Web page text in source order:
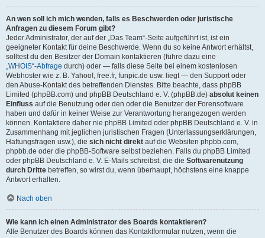
An wen soll ich mich wenden, falls es Beschwerden oder juristische
Anfragen zu diesem Forum gibt?
Jeder Administrator, der auf der „Das Team“-Seite aufgeführt ist, ist ein
geeigneter Kontakt für deine Beschwerde. Wenn du so keine Antwort erhältst,
solltest du den Besitzer der Domain kontaktieren (führe dazu eine
„WHOIS“-Abfrage durch) oder — falls diese Seite bei einem kostenlosen
Webhoster wie z. B. Yahoo!, free.fr, funpic.de usw. liegt — den Support oder
den Abuse-Kontakt des betreffenden Dienstes. Bitte beachte, dass phpBB
Limited (phpBB.com) und phpBB Deutschland e. V. (phpBB.de) absolut keinen
Einfluss auf die Benutzung oder den oder die Benutzer der Forensoftware
haben und dafür in keiner Weise zur Verantwortung herangezogen werden
können. Kontaktiere daher nie phpBB Limited oder phpBB Deutschland e. V. in
Zusammenhang mit jeglichen juristischen Fragen (Unterlassungserklärungen,
Haftungsfragen usw.), die sich nicht direkt auf die Websiten phpbb.com,
phpbb.de oder die phpBB-Software selbst beziehen. Falls du phpBB Limited
oder phpBB Deutschland e. V. E-Mails schreibst, die die Softwarenutzung
durch Dritte betreffen, so wirst du, wenn überhaupt, höchstens eine knappe
Antwort erhalten.
Nach oben
Wie kann ich einen Administrator des Boards kontaktieren?
Alle Benutzer des Boards können das Kontaktformular nutzen, wenn die